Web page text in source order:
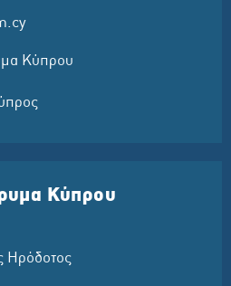
Κύπρου
Κύπρου
Ηρόδοτος